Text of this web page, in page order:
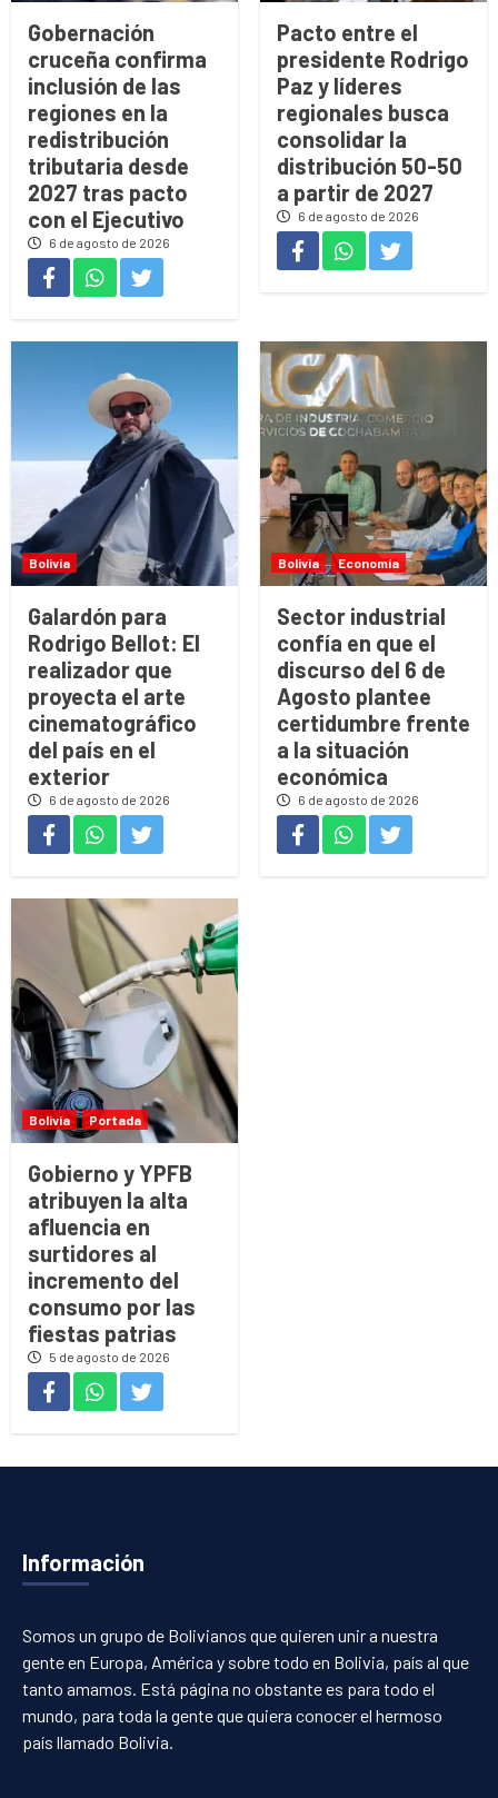
Gobernación
cruceña confirma
inclusión de las
regiones en la
redistribución
tributaria desde
2027 tras pacto
con el Ejecutivo
6 de agosto de 2026
Pacto entre el
presidente Rodrigo
Paz y líderes
regionales busca
consolidar la
distribución 50-50
a partir de 2027
6 de agosto de 2026
Bolivia
Galardón para
Rodrigo Bellot: El
realizador que
proyecta el arte
cinematográfico
del país en el
exterior
6 de agosto de 2026
Bolivia Economía
Sector industrial
confía en que el
discurso del 6 de
Agosto plantee
certidumbre frente
a la situación
económica
6 de agosto de 2026
Bolivia Portada
Gobierno y YPFB
atribuyen la alta
afluencia en
surtidores al
incremento del
consumo por las
fiestas patrias
5 de agosto de 2026
Información
Somos un grupo de Bolivianos que quieren unir a nuestra
gente en Europa, América y sobre todo en Bolivia, país al que
tanto amamos. Está página no obstante es para todo el
mundo, para toda la gente que quiera conocer el hermoso
país llamado Bolivia.